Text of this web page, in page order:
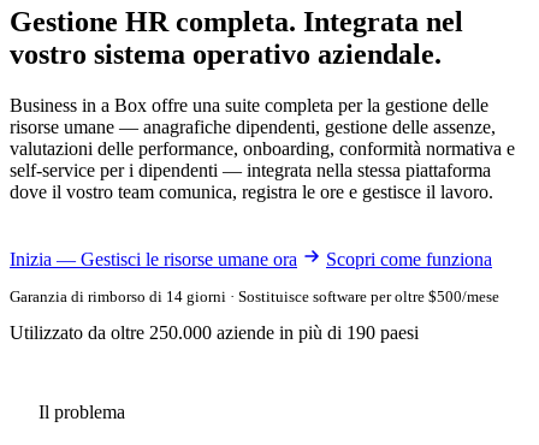
Gestione HR completa. Integrata nel
vostro sistema operativo aziendale.
Business in a Box offre una suite completa per la gestione delle
risorse umane — anagrafiche dipendenti, gestione delle assenze,
valutazioni delle performance, onboarding, conformità normativa e
self-service per i dipendenti — integrata nella stessa piattaforma
dove il vostro team comunica, registra le ore e gestisce il lavoro.
Inizia — Gestisci le risorse umane ora Scopri come funziona
Garanzia di rimborso di 14 giorni · Sostituisce software per oltre $500/mese
Utilizzato da oltre 250.000 aziende in più di 190 paesi
Il problema